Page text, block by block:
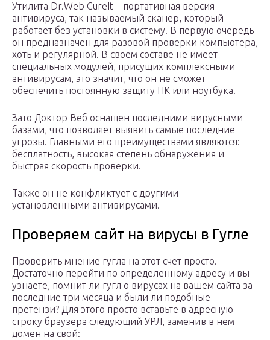
Утилита Dr.Web CureIt – портативная версия
антивируса, так называемый сканер, который
работает без установки в систему. В первую очередь
он предназначен для разовой проверки компьютера,
хоть и регулярной. В своем составе не имеет
специальных модулей, присущих комплексными
антивирусам, это значит, что он не сможет
обеспечить постоянную защиту ПК или ноутбука.
Зато Доктор Веб оснащен последними вирусными
базами, что позволяет выявить самые последние
угрозы. Главными его преимуществами являются:
бесплатность, высокая степень обнаружения и
быстрая скорость проверки.
Также он не конфликтует с другими
установленными антивирусами.
Проверяем сайт на вирусы в Гугле
Проверить мнение гугла на этот счет просто.
Достаточно перейти по определенному адресу и вы
узнаете, помнит ли гугл о вирусах на вашем сайта за
последние три месяца и были ли подобные
претензи? Для этого просто вставьте в адресную
строку браузера следующий УРЛ, заменив в нем
домен на свой: